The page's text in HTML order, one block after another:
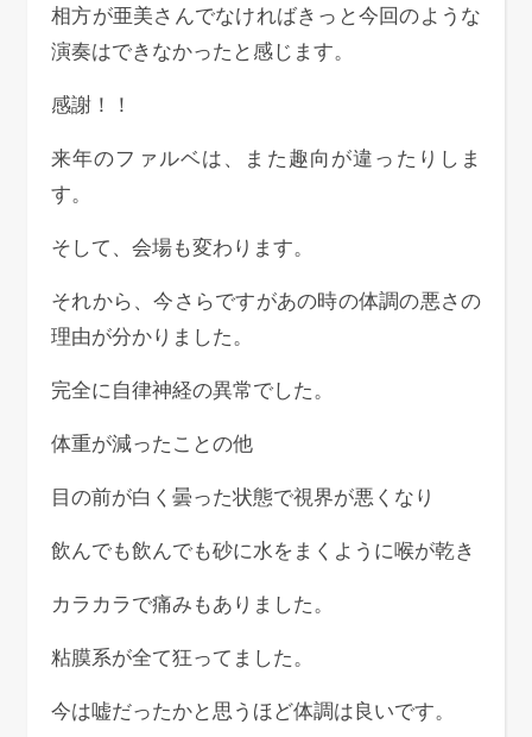
相方が亜美さんでなければきっと今回のような
演奏はできなかったと感じます。
感謝！！
来年のファルベは、また趣向が違ったりしま
す。
そして、会場も変わります。
それから、今さらですがあの時の体調の悪さの
理由が分かりました。
完全に自律神経の異常でした。
体重が減ったことの他
目の前が白く曇った状態で視界が悪くなり
飲んでも飲んでも砂に水をまくように喉が乾き
カラカラで痛みもありました。
粘膜系が全て狂ってました。
今は嘘だったかと思うほど体調は良いです。